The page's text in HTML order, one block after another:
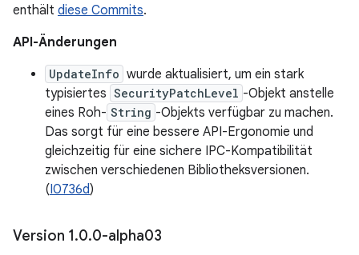
enthält diese Commits.
API-Änderungen
UpdateInfo wurde aktualisiert, um ein stark
typisiertes SecurityPatchLevel -Objekt anstelle
eines Roh- String -Objekts verfügbar zu machen.
Das sorgt für eine bessere API-Ergonomie und
gleichzeitig für eine sichere IPC-Kompatibilität
zwischen verschiedenen Bibliotheksversionen.
(I0736d)
Version 1.0.0-alpha03